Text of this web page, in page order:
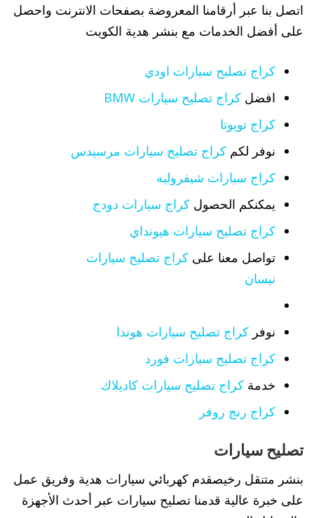
اتصل بنا عبر أرقامنا المعروضة بصفحات الانترنت واحصل
على أفضل الخدمات مع بنشر هدية الكويت
كراج تصليح سيارات اودي
افضل كراج تصليح سيارات BMW
كراج تويوتا
نوفر لكم كراج تصليح سيارات مرسيدس
كراج سيارات شيفروليه
يمكنكم الحصول كراج سيارات دودج
كراج تصليح سيارات هيونداي
تواصل معنا على كراج تصليح سيارات
نيسان
نوفر كراج تصليح سيارات هوندا
كراج تصليح سيارات فورد
خدمة كراج تصليح سيارات كاديلاك
كراج رنج روفر
تصليح سيارات
بنشر متنقل رخيصقدم كهربائي سيارات هدية وفريق عمل
على خبرة عالية قدمنا تصليح سيارات عبر أحدث الأجهزة